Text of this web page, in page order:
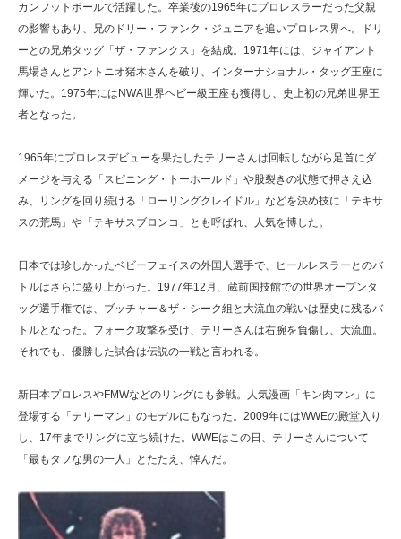
カンフットボールで活躍した。卒業後の1965年にプロレスラーだった父親
の影響もあり、兄のドリー・ファンク・ジュニアを追いプロレス界へ。ドリ
ーとの兄弟タッグ「ザ・ファンクス」を結成。1971年には、ジャイアント
馬場さんとアントニオ猪木さんを破り、インターナショナル・タッグ王座に
輝いた。1975年にはNWA世界ヘビー級王座も獲得し、史上初の兄弟世界王
者となった。
1965年にプロレスデビューを果たしたテリーさんは回転しながら足首にダ
メージを与える「スピニング・トーホールド」や股裂きの状態で押さえ込
み、リングを回り続ける「ローリングクレイドル」などを決め技に「テキサ
スの荒馬」や「テキサスブロンコ」とも呼ばれ、人気を博した。
日本では珍しかったベビーフェイスの外国人選手で、ヒールレスラーとのバ
トルはさらに盛り上がった。1977年12月、蔵前国技館での世界オープンタ
ッグ選手権では、ブッチャー＆ザ・シーク組と大流血の戦いは歴史に残るバ
トルとなった。フォーク攻撃を受け、テリーさんは右腕を負傷し、大流血。
それでも、優勝した試合は伝説の一戦と言われる。
新日本プロレスやFMWなどのリングにも参戦。人気漫画「キン肉マン」に
登場する「テリーマン」のモデルにもなった。2009年にはWWEの殿堂入り
し、17年までリングに立ち続けた。WWEはこの日、テリーさんについて
「最もタフな男の一人」とたたえ、悼んだ。